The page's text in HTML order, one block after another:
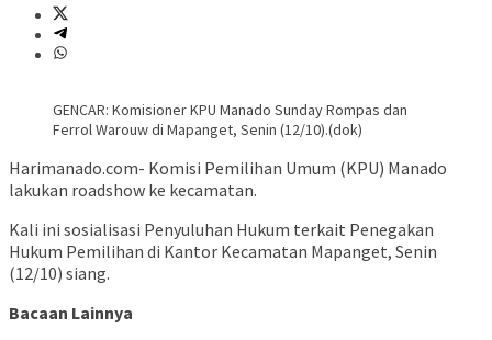
GENCAR: Komisioner KPU Manado Sunday Rompas dan
Ferrol Warouw di Mapanget, Senin (12/10).(dok)
Harimanado.com- Komisi Pemilihan Umum (KPU) Manado
lakukan roadshow ke kecamatan.
Kali ini sosialisasi Penyuluhan Hukum terkait Penegakan
Hukum Pemilihan di Kantor Kecamatan Mapanget, Senin
(12/10) siang.
Bacaan Lainnya